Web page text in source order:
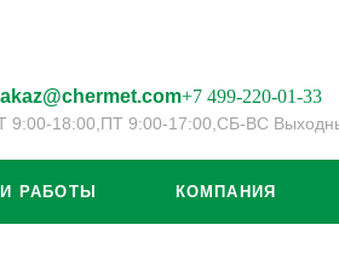
+7 499-220-01-33
9:00-18:00, ПТ 9:00-17:00, СБ-ВС
РАБОТЫ КОМПАНИЯ